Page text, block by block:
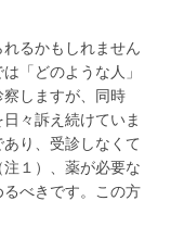
るかもしれません
「どのような人」
しますが、同時
々訴え続けていま
り、受診しなくて
１）、薬が必要な
べきです。この方